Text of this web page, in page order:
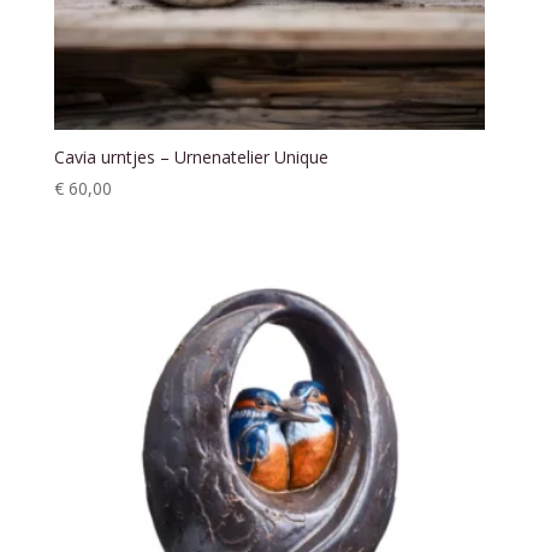
Cavia urntjes – Urnenatelier Unique
€60,00